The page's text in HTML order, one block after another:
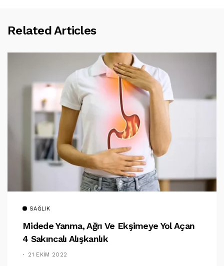
Related Articles
SAĞLIK
Midede Yanma, Ağrı Ve Ekşimeye Yol Açan
4 Sakıncalı Alışkanlık
21 EKIM 2022